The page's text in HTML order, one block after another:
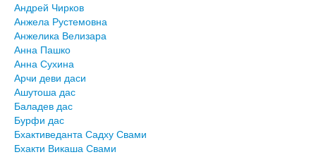
Андрей Чирков
Анжела Рустемовна
Анжелика Велизара
Анна Пашко
Анна Сухина
Арчи деви даси
Ашутоша дас
Баладев дас
Бурфи дас
Бхактиведанта Садху Свами
Бхакти Викаша Свами